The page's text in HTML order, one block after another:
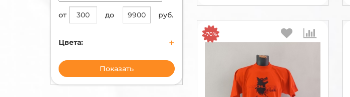
от до руб.
Цвета:
черный
синий
коричневый
+
Показать
-70%